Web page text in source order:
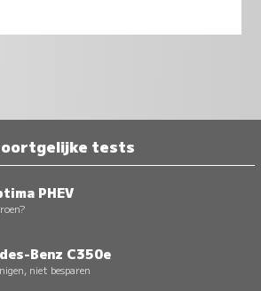
tests
PHEV
Benz C350e
niet besparen